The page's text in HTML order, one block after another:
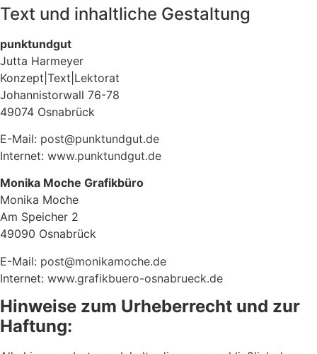
Text und inhaltliche Gestaltung
punktundgut
Jutta Harmeyer
Konzept|Text|Lektorat
Johannistorwall 76-78
49074 Osnabrück
E-Mail: post@punktundgut.de
Internet: www.punktundgut.de
Monika Moche Grafikbüro
Monika Moche
Am Speicher 2
49090 Osnabrück
E-Mail: post@monikamoche.de
Internet: www.grafikbuero-osnabrueck.de
Hinweise zum Urheberrecht und zur
Haftung: